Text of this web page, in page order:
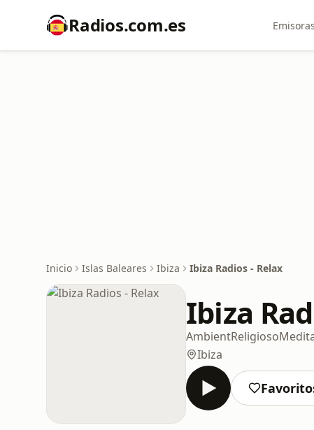
Radios.com.es
Inicio Islas Baleares Ibiza Ibiza Radios - Relax
Ibiza
AmbientReligioso
Ibiza